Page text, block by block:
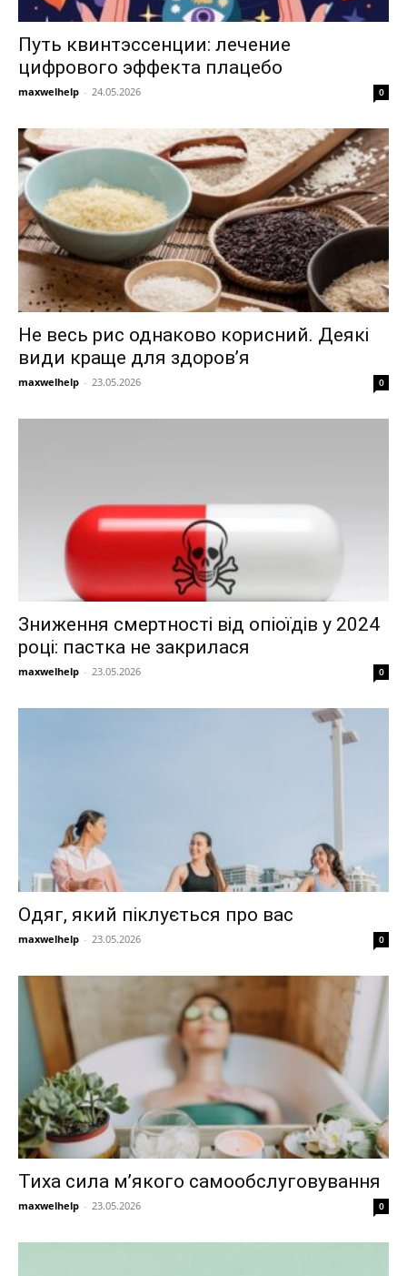
Путь квинтэссенции: лечение
цифрового эффекта плацебо
maxwelhelp - 24.05.2026 0
Не весь рис однаково корисний. Деякі
види краще для здоров’я
maxwelhelp - 23.05.2026 0
Зниження смертності від опіоїдів у 2024
році: пастка не закрилася
maxwelhelp - 23.05.2026 0
Одяг, який піклується про вас
maxwelhelp - 23.05.2026 0
Тиха сила м’якого самообслуговування
maxwelhelp - 23.05.2026 0